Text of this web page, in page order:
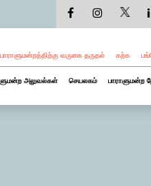
பாராளுமன்றத்திற்கு வருகை தருதல் கற்க
அலுவல்கள் செயலகம் பாராளுமன்ற